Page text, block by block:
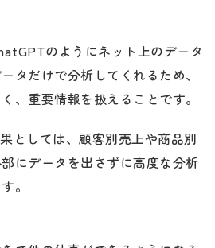
のようにネット上のデータ
タだけで分析してくれるため、
、重要情報を扱えることです。
としては、顧客別売上や商品別
にデータを出さずに高度な分析
。